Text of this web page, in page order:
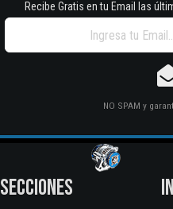
Recibe Gratis en tu Email las
NO SPAM y
SECCIONES